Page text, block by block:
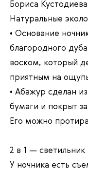
Бориса
Натуральные
• Основание
благородного
воском, который
приятным на
• Абажур сделан
бумаги и покрыт
Его можно
2 в 1 — светильник
У ночника есть